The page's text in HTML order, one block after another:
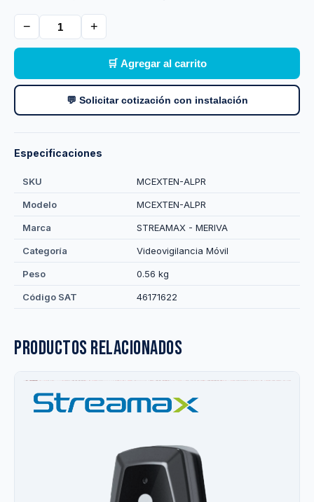
− +
🛒 Agregar al carrito
💬 Solicitar cotización con instalación
Especificaciones
SKU MCEXTEN-ALPR
Modelo MCEXTEN-ALPR
Marca STREAMAX - MERIVA
Categoría Videovigilancia Móvil
Peso 0.56 kg
Código SAT 46171622
Productos relacionados